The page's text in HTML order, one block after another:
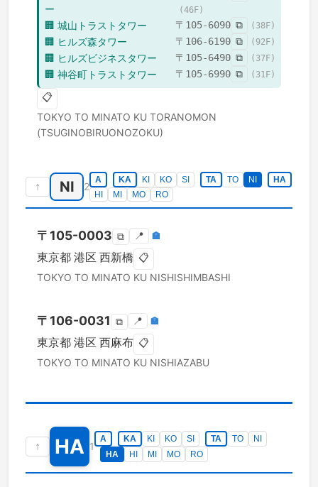
ー
(46F)
🏢 城山トラストタワー 〒 105-6090 ⧉ ( 38F)
🏢 ヒルズ森タワー 〒 106-6190 ⧉ ( 92 F)
🏢 ヒルズビジネスタワー 〒 105-6490 ⧉ ( 37F)
🏢 神谷町トラストタワー 〒 105-6990 ⧉ ( 31F)
📋
TOKYO TO MINATO KU TORANOMON
(TSUGINOBIRUONOZOKU)
↑ NI 2
A KA KI KO SI TA TO NI
HA
HI
MI MO RO
〒 105-0003 ⧉ 📍 🏣
東京都 港区 西新橋 📋
TOKYO TO MINATO KU NISHISHIMBASHI
〒 106-0031 ⧉ 📍 🏣
東京都 港区 西麻布 📋
TOKYO TO MINATO KU NISHIAZABU
↑ HA 1
A KA KI KO SI TA TO
NI
HA
HI MI MO RO